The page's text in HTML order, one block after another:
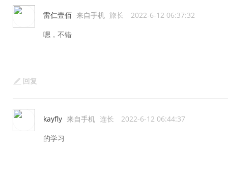
雷仁壹佰 来自手机 旅长 2022-6-12 06:37:32
嗯，不错
回复
kayfly 来自手机 连长 2022-6-12 06:44:37
的学习